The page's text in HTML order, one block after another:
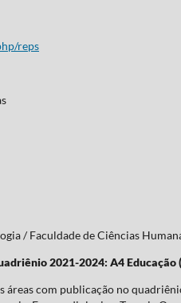
reps
/ Faculdade de Ciências
2021-2024: A4 Educação
áreas com publicação no